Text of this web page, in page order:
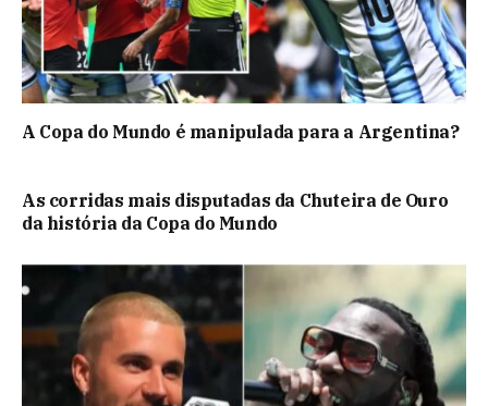
A Copa do Mundo é manipulada para a Argentina?
As corridas mais disputadas da Chuteira de Ouro
da história da Copa do Mundo